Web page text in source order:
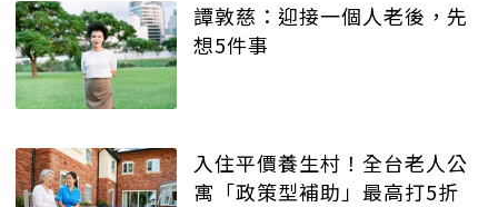
譚敦慈：迎接一個人老後，先
想5件事
入住平價養生村！全台老人公
寓「政策型補助」最高打5折